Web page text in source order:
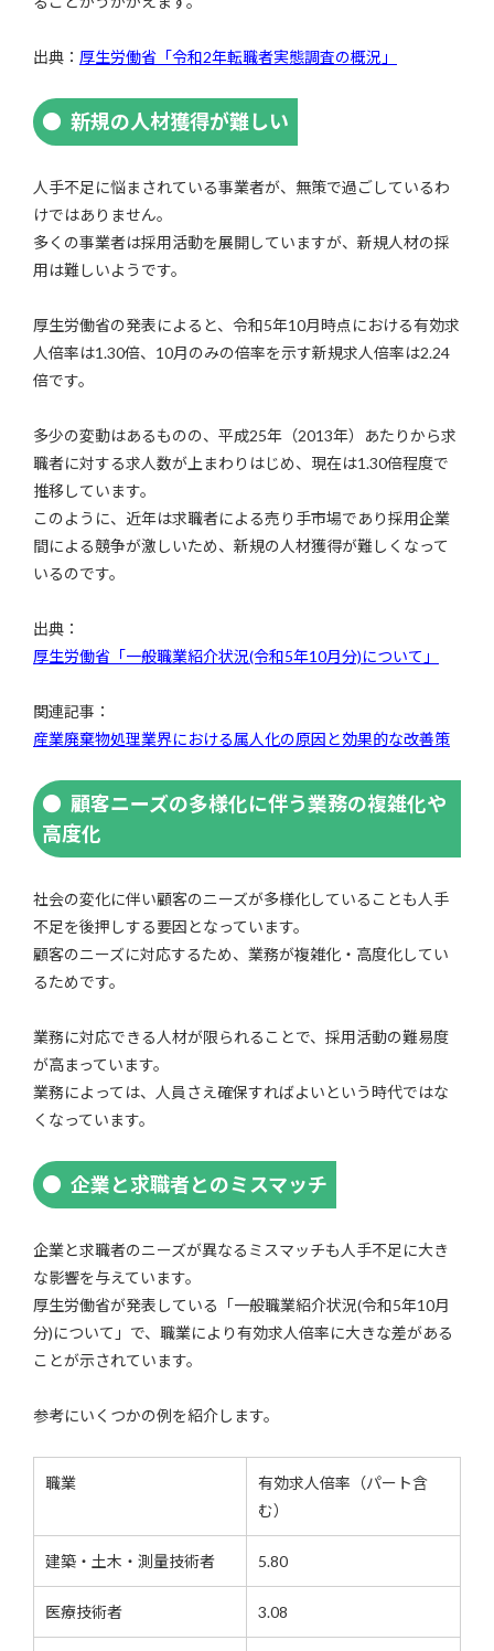
出典： 厚生労働省「令和2年転職者実態調査の概況」
新規の人材獲得が難しい
人手不足に悩まされている事業者が、無策で過ごしているわ
けではありません。
多くの事業者は採用活動を展開していますが、新規人材の採
用は難しいようです。
厚生労働省の発表によると、令和5年10月時点における有効求
人倍率は1.30倍、10月のみの倍率を示す新規求人倍率は2.24
倍です。
多少の変動はあるものの、平成25年（2013年）あたりから求
職者に対する求人数が上まわりはじめ、現在は1.30倍程度で
推移しています。
このように、近年は求職者による売り手市場であり採用企業
間による競争が激しいため、新規の人材獲得が難しくなって
いるのです。
出典：
厚生労働省「一般職業紹介状況(令和5年10月分)について」
関連記事：
産業廃棄物処理業界における属人化の原因と効果的な改善策
顧客ニーズの多様化に伴う業務の複雑化や
高度化
社会の変化に伴い顧客のニーズが多様化していることも人手
不足を後押しする要因となっています。
顧客のニーズに対応するため、業務が複雑化・高度化してい
るためです。
業務に対応できる人材が限られることで、採用活動の難易度
が高まっています。
業務によっては、人員さえ確保すればよいという時代ではな
くなっています。
企業と求職者とのミスマッチ
企業と求職者のニーズが異なるミスマッチも人手不足に大き
な影響を与えています。
厚生労働省が発表している「一般職業紹介状況(令和5年10月
分)について」で、職業により有効求人倍率に大きな差がある
ことが示されています。
参考にいくつかの例を紹介します。
職業
有効求人倍率（パート含
む）
建築・土木・測量技術者 5.80
医療技術者 3.08